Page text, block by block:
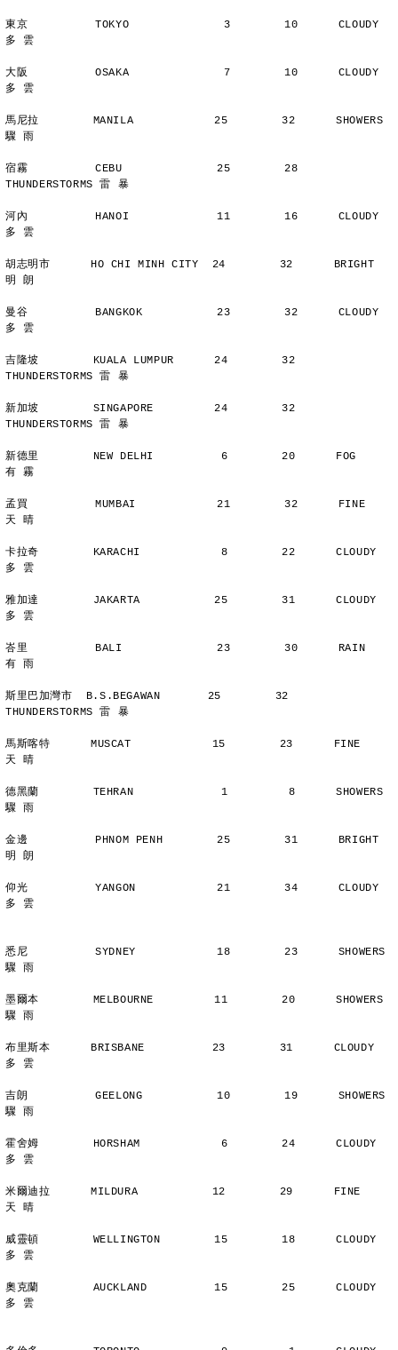
東京          TOKYO              3        10      CLOUDY
多 雲
大阪          OSAKA              7        10      CLOUDY
多 雲
馬尼拉        MANILA            25        32      SHOWERS
驟 雨
宿霧          CEBU              25        28
THUNDERSTORMS 雷 暴
河內          HANOI             11        16      CLOUDY
多 雲
胡志明市      HO CHI MINH CITY  24        32      BRIGHT
明 朗
曼谷          BANGKOK           23        32      CLOUDY
多 雲
吉隆坡        KUALA LUMPUR      24        32
THUNDERSTORMS 雷 暴
新加坡        SINGAPORE         24        32
THUNDERSTORMS 雷 暴
新德里        NEW DELHI          6        20      FOG
有 霧
孟買          MUMBAI            21        32      FINE
天 晴
卡拉奇        KARACHI            8        22      CLOUDY
多 雲
雅加達        JAKARTA           25        31      CLOUDY
多 雲
峇里          BALI              23        30      RAIN
有 雨
斯里巴加灣市  B.S.BEGAWAN       25        32
THUNDERSTORMS 雷 暴
馬斯喀特      MUSCAT            15        23      FINE
天 晴
德黑蘭        TEHRAN             1         8      SHOWERS
驟 雨
金邊          PHNOM PENH        25        31      BRIGHT
明 朗
仰光          YANGON            21        34      CLOUDY
多 雲
悉尼          SYDNEY            18        23      SHOWERS
驟 雨
墨爾本        MELBOURNE         11        20      SHOWERS
驟 雨
布里斯本      BRISBANE          23        31      CLOUDY
多 雲
吉朗          GEELONG           10        19      SHOWERS
驟 雨
霍舍姆        HORSHAM            6        24      CLOUDY
多 雲
米爾迪拉      MILDURA           12        29      FINE
天 晴
威靈頓        WELLINGTON        15        18      CLOUDY
多 雲
奧克蘭        AUCKLAND          15        25      CLOUDY
多 雲